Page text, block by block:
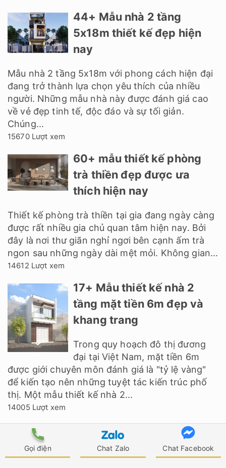
Gọi điện Chat Zalo Chat Facebook
44+ Mẫu nhà 2 tầng
5x18m thiết kế đẹp hiện
nay
Mẫu nhà 2 tầng 5x18m với phong cách hiện đại
đang trở thành lựa chọn yêu thích của nhiều
người. Những mẫu nhà này được đánh giá cao
về vẻ đẹp tinh tế, độc đáo và sự tối giản.
Chúng...
15670 Lượt xem
60+ mẫu thiết kế phòng
trà thiền đẹp được ưa
thích hiện nay
Thiết kế phòng trà thiền tại gia đang ngày càng
được rất nhiều gia chủ quan tâm hiện nay. Bởi
đây là nơi thư giãn nghỉ ngơi bên cạnh ấm trà
ngon sau những ngày dài mệt mỏi. Không gian...
14612 Lượt xem
17+ Mẫu thiết kế nhà 2
tầng mặt tiền 6m đẹp và
khang trang
Trong quy hoạch đô thị đương
đại tại Việt Nam, mặt tiền 6m
được giới chuyên môn đánh giá là "tỷ lệ vàng"
để kiến tạo nên những tuyệt tác kiến trúc phố
thị. Một mẫu thiết kế nhà 2...
14005 Lượt xem
20+ Mẫu thiết kế nhà 2
tầng kích thước 6x12m
đẹp